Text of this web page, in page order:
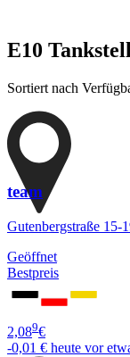
E10
Sortiert nach
team
Gutenbergstraße 15-
Geöffnet
Bestpreis
2,089€
-0,01 € heute vor